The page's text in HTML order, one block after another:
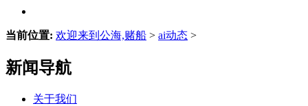
当前位置: 欢迎来到公海,赌船 > ai动态 >
新闻导航
关于我们